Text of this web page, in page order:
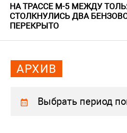
НА ТРАССЕ М-5 МЕЖДУ
СТОЛКНУЛИСЬ ДВА
ПЕРЕКРЫТО
АРХИВ
Выбрать период